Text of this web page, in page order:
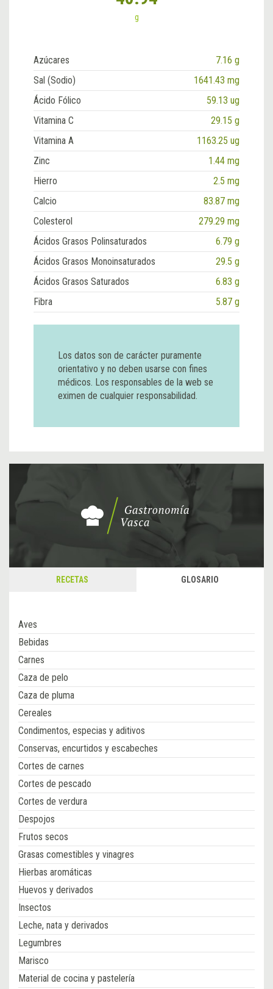
g
Azúcares
7.16 g
Sal (Sodio)
1641.43 mg
Ácido Fólico
59.13 ug
Vitamina C
29.15 g
Vitamina A
1163.25 ug
Zinc
1.44 mg
Hierro
2.5 mg
Calcio
83.87 mg
Colesterol
279.29 mg
Ácidos Grasos Polinsaturados
6.79 g
Ácidos Grasos Monoinsaturados
29.5 g
Ácidos Grasos Saturados
6.83 g
Fibra
5.87 g
Los datos son de carácter puramente
orientativo y no deben usarse con fines
médicos. Los responsables de la web se
eximen de cualquier responsabilidad.
RECETAS GLOSARIO
Aves
Bebidas
Carnes
Caza de pelo
Caza de pluma
Cereales
Condimentos, especias y aditivos
Conservas, encurtidos y escabeches
Cortes de carnes
Cortes de pescado
Cortes de verdura
Despojos
Frutos secos
Grasas comestibles y vinagres
Hierbas aromáticas
Huevos y derivados
Insectos
Leche, nata y derivados
Legumbres
Marisco
Material de cocina y pastelería